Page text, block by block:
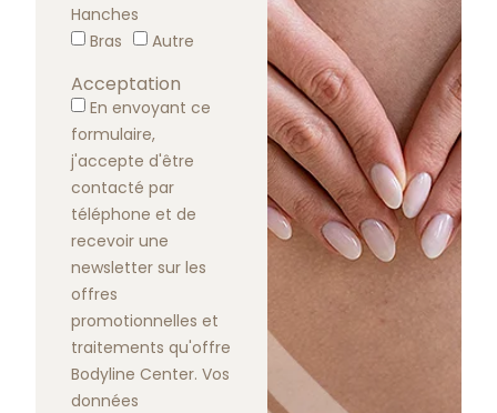
Hanches
Bras
Autre
Acceptation
En envoyant ce
formulaire,
j'accepte d'être
contacté par
téléphone et de
recevoir une
newsletter sur les
offres
promotionnelles et
traitements qu'offre
Bodyline Center. Vos
données